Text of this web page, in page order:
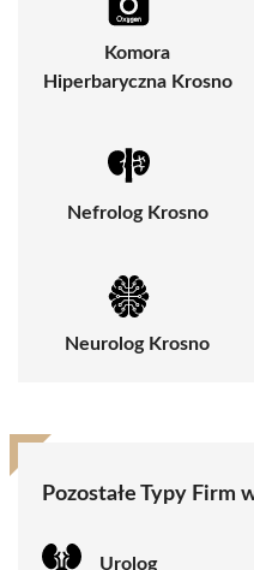
Komora
Hiperbaryczna Krosno
Nefrolog Krosno
Neurolog Krosno
Pozostałe Typy Firm
Urolog